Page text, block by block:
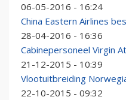
06-05-2016 - 16:24
China Eastern Airlines
28-04-2016 - 16:36
Cabinepersoneel Virgin
21-12-2015 - 10:39
Vlootuitbreiding
22-10-2015 - 09:32